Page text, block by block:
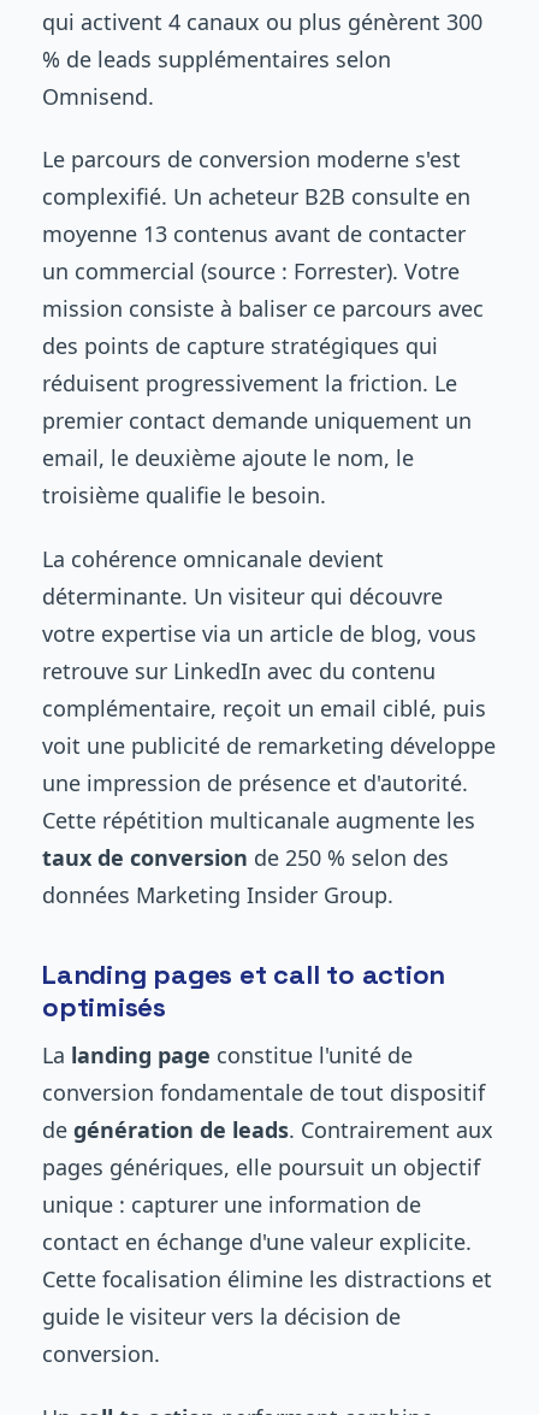
qui activent 4 canaux ou plus génèrent 300
% de leads supplémentaires selon
Omnisend.
Le parcours de conversion moderne s'est
complexifié. Un acheteur B2B consulte en
moyenne 13 contenus avant de contacter
un commercial (source : Forrester). Votre
mission consiste à baliser ce parcours avec
des points de capture stratégiques qui
réduisent progressivement la friction. Le
premier contact demande uniquement un
email, le deuxième ajoute le nom, le
troisième qualifie le besoin.
La cohérence omnicanale devient
déterminante. Un visiteur qui découvre
votre expertise via un article de blog, vous
retrouve sur LinkedIn avec du contenu
complémentaire, reçoit un email ciblé, puis
voit une publicité de remarketing développe
une impression de présence et d'autorité.
Cette répétition multicanale augmente les
taux de conversion de 250 % selon des
données Marketing Insider Group.
Landing pages et call to action
optimisés
La landing page constitue l'unité de
conversion fondamentale de tout dispositif
de génération de leads. Contrairement aux
pages génériques, elle poursuit un objectif
unique : capturer une information de
contact en échange d'une valeur explicite.
Cette focalisation élimine les distractions et
guide le visiteur vers la décision de
conversion.